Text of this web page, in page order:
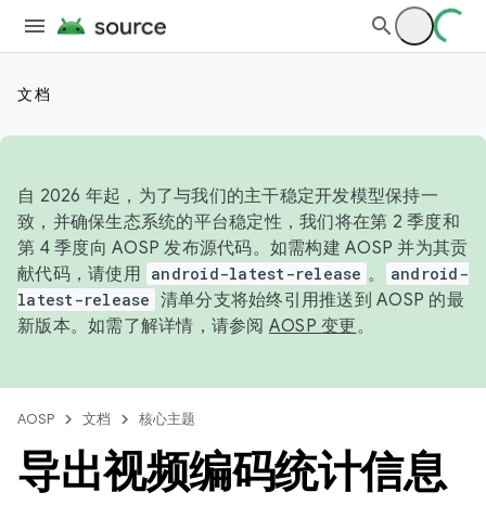
文档
自 2026 年起，为了与我们的主干稳定开发模型保持一
致，并确保生态系统的平台稳定性，我们将在第 2 季度和
第 4 季度向 AOSP 发布源代码。如需构建 AOSP 并为其贡
献代码，请使用 android-latest-release 。
android-
latest-release 清单分支将始终引用推送到 AOSP 的最
新版本。如需了解详情，请参阅 AOSP 变更。
AOSP 文档 核心主题
导出视频编码统计信息